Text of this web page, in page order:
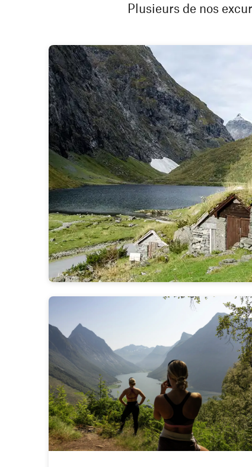
Plusieurs de nos